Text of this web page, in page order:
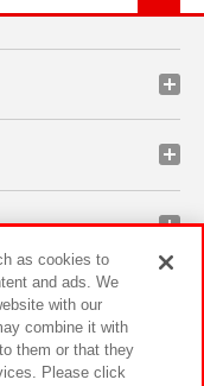
as cookies to
and ads. We
with our
combine it with
them or that they
Please click